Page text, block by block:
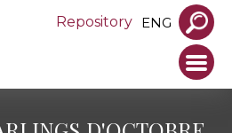
Repository ENG